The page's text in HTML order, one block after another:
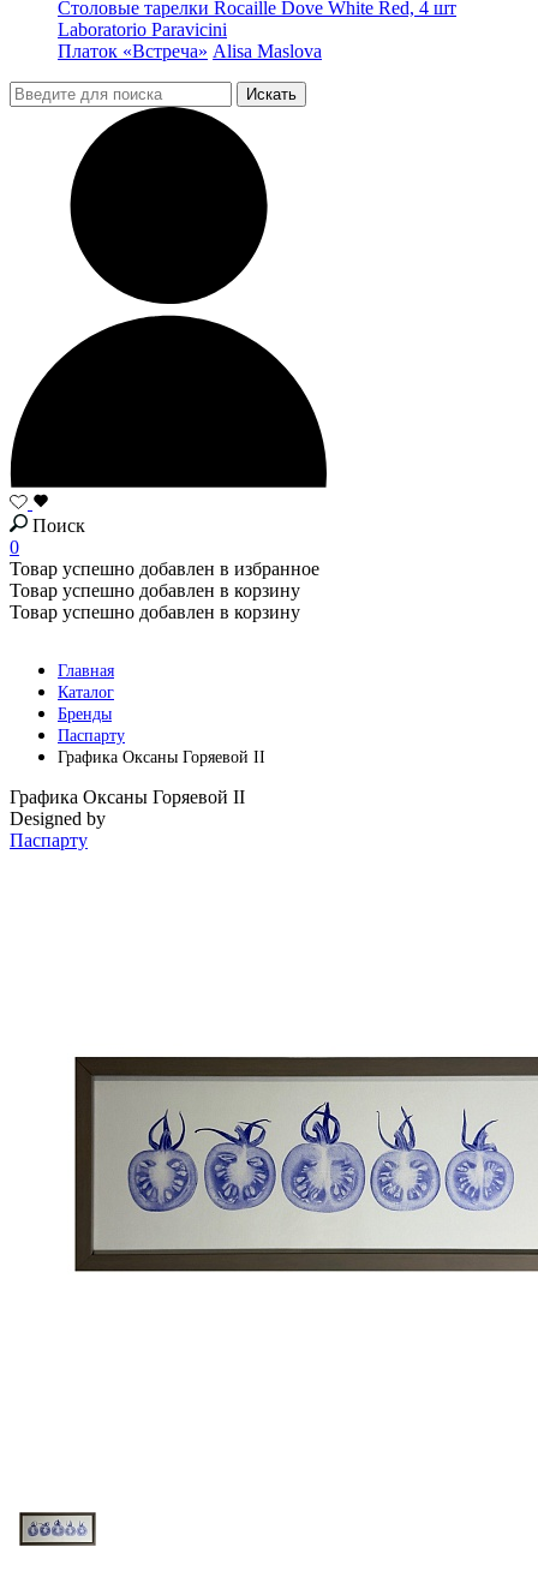
Столовые тарелки Rocaille Dove White Red, 4 шт
Laboratorio Paravicini
Платок «Встреча» Alisa Maslova
Поиск
0
Товар успешно добавлен в избранное
Товар успешно добавлен в корзину
Товар успешно добавлен в корзину
Главная
Каталог
Бренды
Паспарту
Графика Оксаны Горяевой II
Графика Оксаны Горяевой II
Designed by
Паспарту